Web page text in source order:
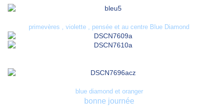
primevères , violette , pensée et au centre Blue Diamond
blue diamond et oranger
bonne journée